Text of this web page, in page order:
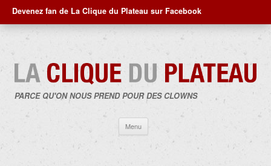
Devenez fan de La Clique du Plateau sur Facebook
PARCE QU'ON NOUS PREND POUR DES CLOWNS
Menu
contenu